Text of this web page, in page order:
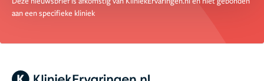
aan een specifieke kliniek